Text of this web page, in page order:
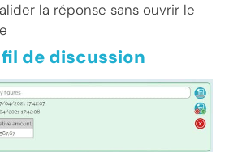
la réponse sans ouvrir le
de discussion